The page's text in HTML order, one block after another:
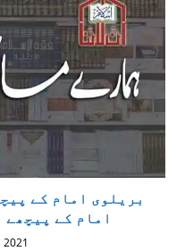
بریلوی امام کے
امام کے
2021